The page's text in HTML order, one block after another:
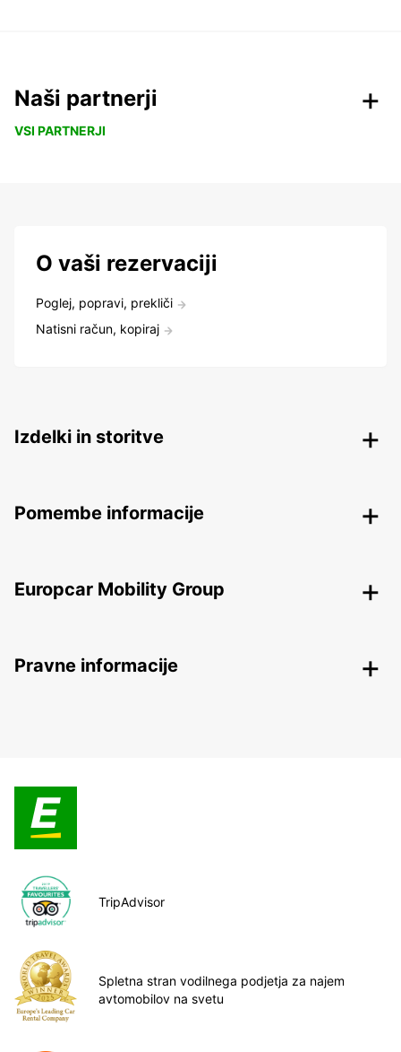
Naši partnerji
VSI PARTNERJI
O vaši rezervaciji
Poglej, popravi, prekliči
Natisni račun, kopiraj
Izdelki in storitve
Pomembe informacije
Europcar Mobility Group
Pravne informacije
TripAdvisor
Spletna stran vodilnega podjetja za najem
avtomobilov na svetu